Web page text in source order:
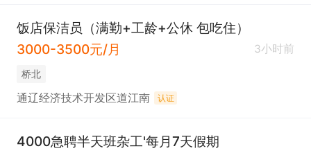
饭店保洁员（满勤+工龄+公休 包吃住）
3000-3500元/月
3小时前
桥北
通辽经济技术开发区道江南 认证
4000急聘半天班杂工'每月7天假期